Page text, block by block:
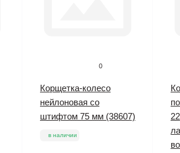
0
Корщетка-колесо
нейлоновая со
штифтом 75 мм (38607)
в наличии